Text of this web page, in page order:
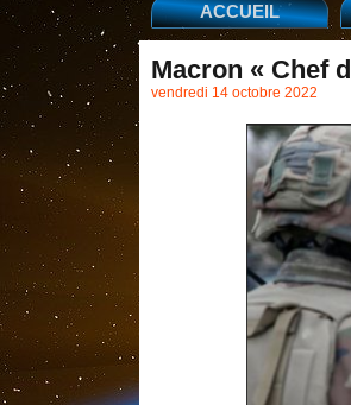
ACCUEIL
Macron « Chef
vendredi 14 octobre 2022